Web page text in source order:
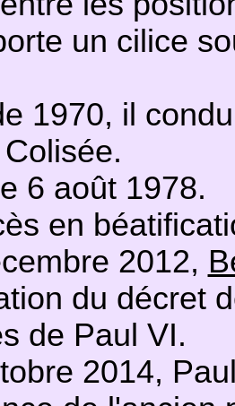
un cilice
1970, il
6 août 1978.
en
2012,
du décret
de Paul VI.
2014,